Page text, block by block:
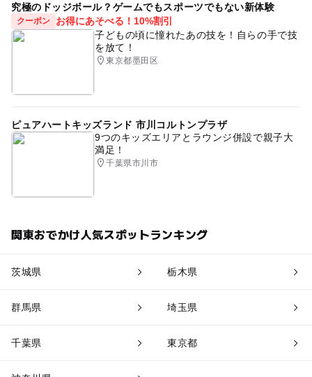
究極のドッジボール？ゲームでもスポーツでもない新体験
クーポン
お得にあそべる！10%割引
子どもの頃に憧れたあの技を！自らの手で技
を放て！
東京都墨田区
ピュアハートキッズランド 市川コルトンプラザ
9つのキッズエリアとラウンジ併設で親子大
満足！
千葉県市川市
関東おでかけ人気スポットランキング
茨城県 栃木県
群馬県 埼玉県
千葉県 東京都